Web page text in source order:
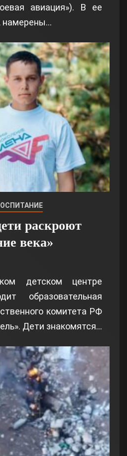
авиация»). В ее
раскроют
века»
детском центре
образовательная
комитета РФ
Дети знакомятся…